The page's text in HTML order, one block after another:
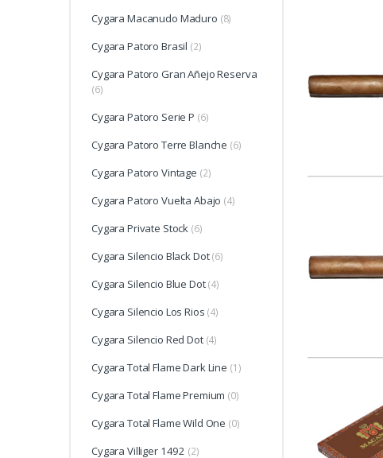
Cygara Macanudo Maduro (8)
Cygara Patoro Brasil (2)
Cygara Patoro Gran Añejo Reserva
(6)
Cygara Patoro Serie P (6)
Cygara Patoro Terre Blanche (6)
Cygara Patoro Vintage (2)
Cygara Patoro Vuelta Abajo (4)
Cygara Private Stock (6)
Cygara Silencio Black Dot (6)
Cygara Silencio Blue Dot (4)
Cygara Silencio Los Rios (4)
Cygara Silencio Red Dot (4)
Cygara Total Flame Dark Line (1)
Cygara Total Flame Premium (0)
Cygara Total Flame Wild One (0)
Cygara Villiger 1492 (2)